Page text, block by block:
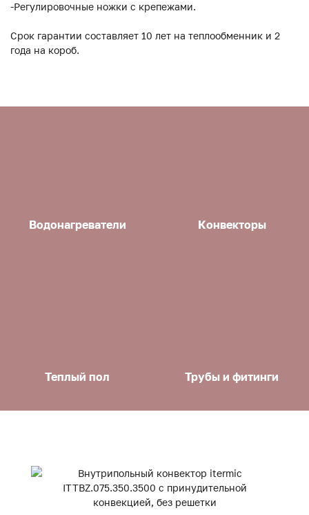
-Регулировочные ножки с крепежами.
Срок гарантии составляет 10 лет на теплообменник и 2
года на короб.
Водонагреватели Конвекторы
Теплый пол Трубы и фитинги